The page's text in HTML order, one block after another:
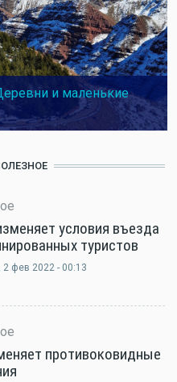
и маленькие
условия въезда
туристов
, 2 фев 2022 - 00:13
противоковидные